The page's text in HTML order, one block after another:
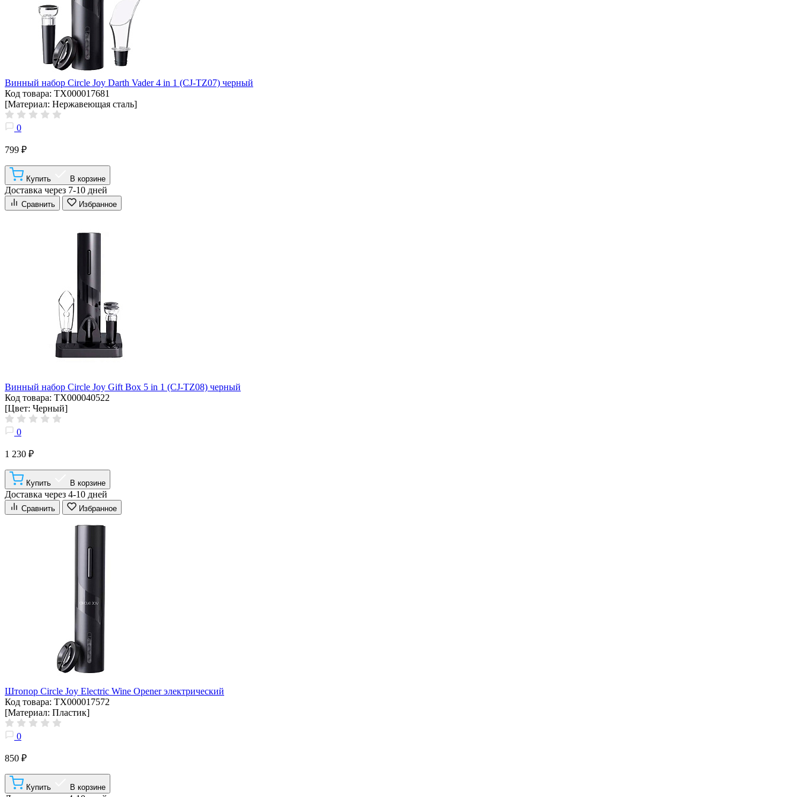
Винный набор Circle Joy Darth Vader 4 in 1 (CJ-TZ07) черный
Код товара: ТХ000017681
[Материал: Нержавеющая сталь]
0
799 ₽
Купить В корзине
Доставка через 7-10 дней
Сравнить Избранное
Винный набор Circle Joy Gift Box 5 in 1 (CJ-TZ08) черный
Код товара: ТХ000040522
[Цвет: Черный]
0
1 230 ₽
Купить В корзине
Доставка через 4-10 дней
Сравнить Избранное
Штопор Circle Joy Electric Wine Opener электрический
Код товара: ТХ000017572
[Материал: Пластик]
0
850 ₽
Купить В корзине